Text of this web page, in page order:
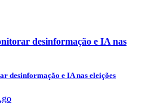
desinformação e IA nas
desinformação e IA nas eleições